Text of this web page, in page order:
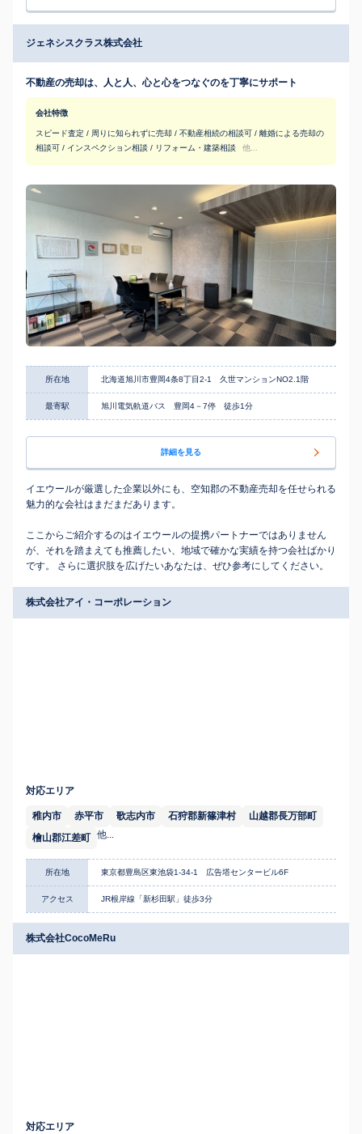
ジェネシスクラス株式会社
不動産の売却は、人と人、心と心をつなぐのを丁寧にサポート
会社特徴
スピード査定 / 周りに知られずに売却 / 不動産相続の相談可 / 離婚による売却の
相談可 / インスペクション相談 / リフォーム・建築相談
他...
所在地 北海道旭川市豊岡4条8丁目2‐1 久世マンションNO2.1階
最寄駅 旭川電気軌道バス 豊岡4－7停 徒歩1分
詳細を見る
イエウールが厳選した企業以外にも、空知郡の不動産売却を任せられる
魅力的な会社はまだまだあります。
ここからご紹介するのはイエウールの提携パートナーではありません
が、それを踏まえても推薦したい、地域で確かな実績を持つ会社ばかり
です。 さらに選択肢を広げたいあなたは、ぜひ参考にしてください。
株式会社アイ・コーポレーション
対応エリア
稚内市 赤平市 歌志内市 石狩郡新篠津村
山越郡長万部町
檜山郡江差町 他...
所在地 東京都豊島区東池袋1-34-1 広告塔センタービル6F
アクセス JR根岸線「新杉田駅」徒歩3分
株式会社CocoMeRu
対応エリア